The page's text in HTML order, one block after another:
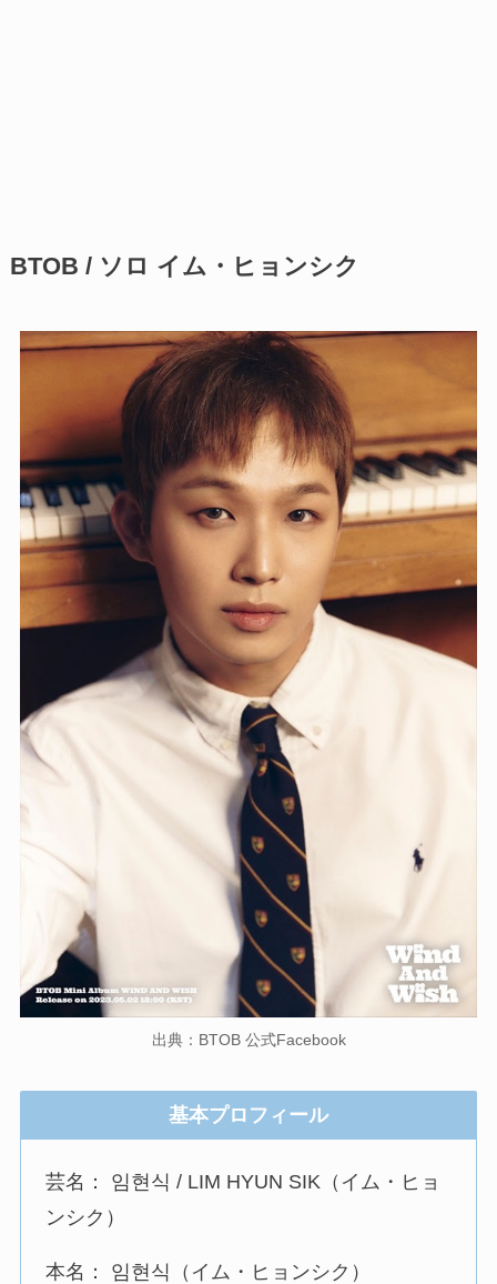
BTOB / ソロ イム・ヒョンシク
出典：BTOB 公式Facebook
基本プロフィール
芸名： 임현식 / LIM HYUN SIK（イム・ヒョ
ンシク）
本名： 임현식（イム・ヒョンシク）